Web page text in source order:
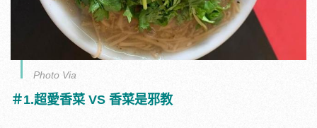
Photo Via
＃1.超愛香菜 VS 香菜是邪教